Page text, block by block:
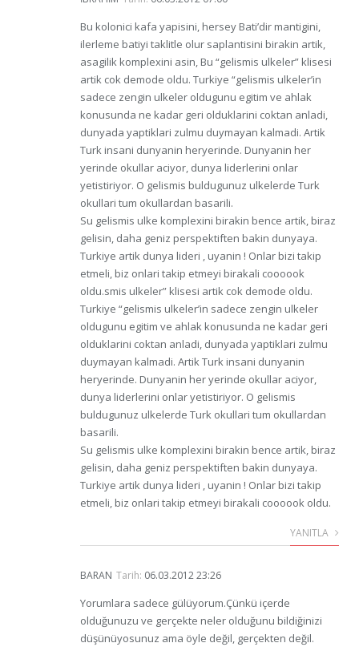
Bu kolonici kafa yapisini, hersey Bati’dir mantigini,
ilerleme batiyi taklitle olur saplantisini birakin artik,
asagilik komplexini asin, Bu “gelismis ulkeler” klisesi
artik cok demode oldu. Turkiye “gelismis ulkeler’in
sadece zengin ulkeler oldugunu egitim ve ahlak
konusunda ne kadar geri olduklarini coktan anladi,
dunyada yaptiklari zulmu duymayan kalmadi. Artik
Turk insani dunyanin heryerinde. Dunyanin her
yerinde okullar aciyor, dunya liderlerini onlar
yetistiriyor. O gelismis buldugunuz ulkelerde Turk
okullari tum okullardan basarili.
Su gelismis ulke komplexini birakin bence artik, biraz
gelisin, daha geniz perspektiften bakin dunyaya.
Turkiye artik dunya lideri , uyanin ! Onlar bizi takip
etmeli, biz onlari takip etmeyi birakali coooook
oldu.smis ulkeler” klisesi artik cok demode oldu.
Turkiye “gelismis ulkeler’in sadece zengin ulkeler
oldugunu egitim ve ahlak konusunda ne kadar geri
olduklarini coktan anladi, dunyada yaptiklari zulmu
duymayan kalmadi. Artik Turk insani dunyanin
heryerinde. Dunyanin her yerinde okullar aciyor,
dunya liderlerini onlar yetistiriyor. O gelismis
buldugunuz ulkelerde Turk okullari tum okullardan
basarili.
Su gelismis ulke komplexini birakin bence artik, biraz
gelisin, daha geniz perspektiften bakin dunyaya.
Turkiye artik dunya lideri , uyanin ! Onlar bizi takip
etmeli, biz onlari takip etmeyi birakali coooook oldu.
YANITLA
BARAN Tarih: 06.03.2012 23:26
Yorumlara sadece gülüyorum.Çünkü içerde
olduğunuzu ve gerçekte neler olduğunu bildiğinizi
düşünüyosunuz ama öyle değil, gerçekten değil.